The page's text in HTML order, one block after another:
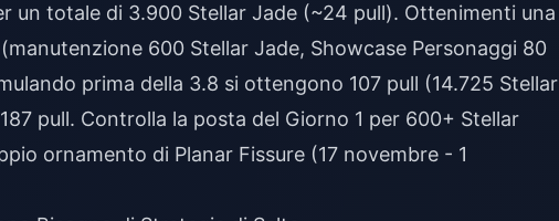
un totale di 3.900 Stellar Jade (~24 pull). Ottenimenti una
600 Stellar Jade, Showcase Personaggi 80
prima della 3.8 si ottengono 107 pull (14.725 Stellar
pull. Controlla la posta del Giorno 1 per 600+ Stellar
ornamento di Planar Fissure (17 novembre - 1